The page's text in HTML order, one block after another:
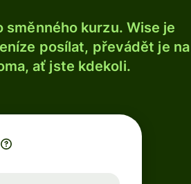
kurzu. Wise je
posílat, převádět je na
ať jste kdekoli.